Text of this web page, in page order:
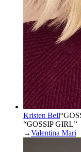
Kristen Bell“
“GOSSIP GIRL”
→Valentina Mari